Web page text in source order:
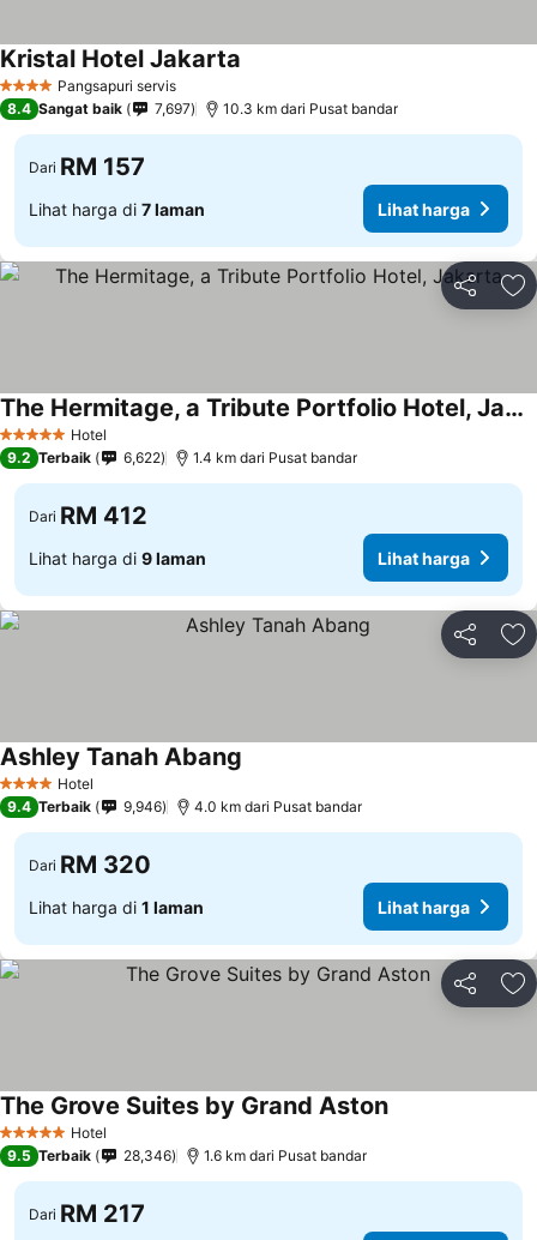
4 BintangPangsapuri servis
Kristal Hotel Jakarta
8.4 Sangat baik 7,697 10.3 km dari Pusat bandar
Dari RM 157
Lihat harga di 7 laman Lihat harga
Kongsi
5 Bintang Hotel
The Hermitage, a Tribute Portfolio Hotel, Jakarta
9.2 Terbaik 6,622 1.4 km dari Pusat bandar
Dari RM 412
Lihat harga di 9 laman Lihat harga
Kongsi
4 BintangHotel
Ashley Tanah Abang
9.4 Terbaik 9,946 4.0 km dari Pusat bandar
Dari RM 320
Lihat harga di 1 laman Lihat harga
Kongsi
5 Bintang Hotel
The Grove Suites by Grand Aston
9.5 Terbaik 28,346 1.6 km dari Pusat bandar
Dari RM 217